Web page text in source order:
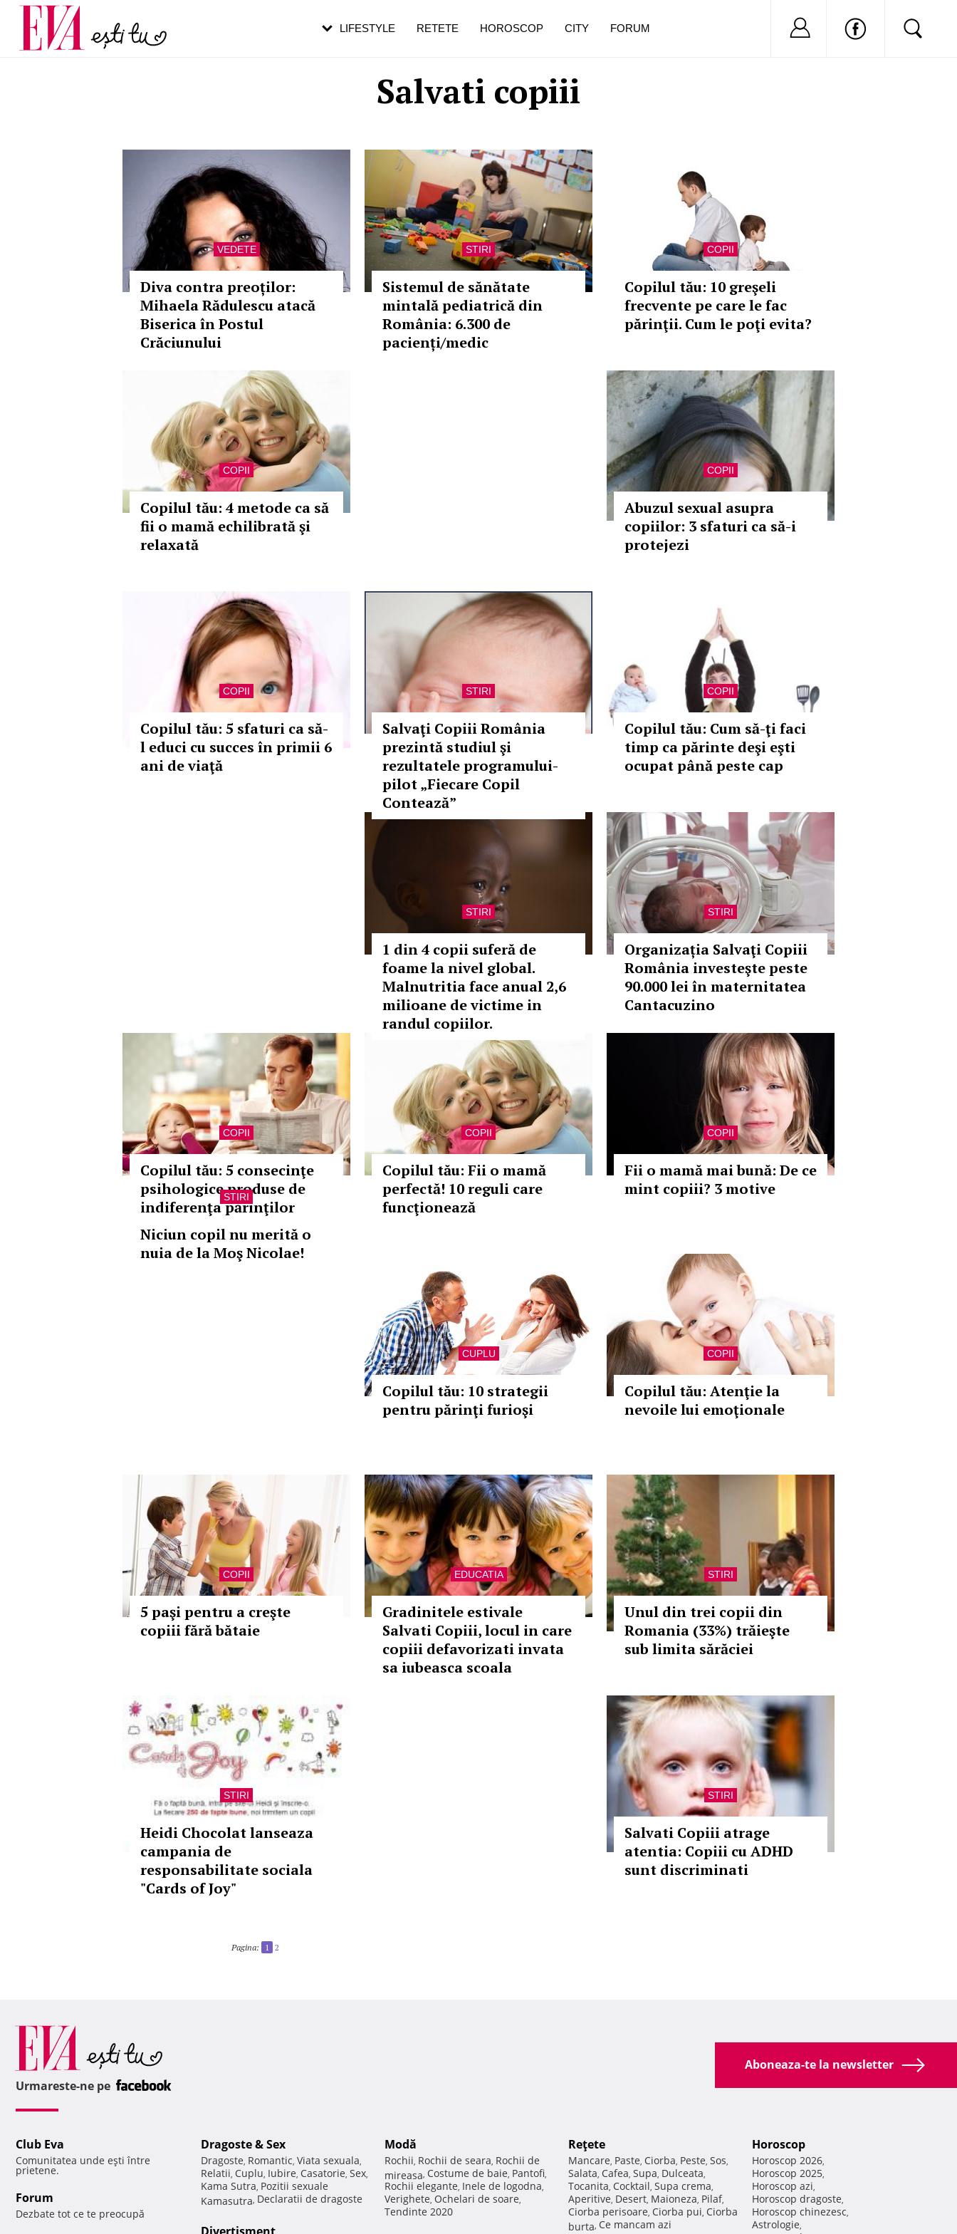
Salvati copiii
VEDETE
Diva contra preoților:
Mihaela Rădulescu atacă
Biserica în Postul
Crăciunului
STIRI
Sistemul de sănătate
mintală pediatrică din
România: 6.300 de
pacienți/medic
COPII
Copilul tău: 10 greşeli
frecvente pe care le fac
părinţii. Cum le poţi evita?
COPII
Copilul tău: 4 metode ca să
fii o mamă echilibrată şi
relaxată
COPII
Abuzul sexual asupra
copiilor: 3 sfaturi ca să-i
protejezi
COPII
Copilul tău: 5 sfaturi ca să-
l educi cu succes în primii 6
ani de viaţă
STIRI
Salvaţi Copiii România
prezintă studiul şi
rezultatele programului-
pilot „Fiecare Copil
Contează”
COPII
Copilul tău: Cum să-ţi faci
timp ca părinte deşi eşti
ocupat până peste cap
STIRI
1 din 4 copii suferă de
foame la nivel global.
Malnutritia face anual 2,6
milioane de victime in
randul copiilor.
STIRI
Organizația Salvaţi Copiii
România investeşte peste
90.000 lei în maternitatea
Cantacuzino
COPII
Copilul tău: 5 consecinţe
psihologice produse de
indiferenţa părinţilor
COPII
Copilul tău: Fii o mamă
perfectă! 10 reguli care
funcţionează
COPII
Fii o mamă mai bună: De ce
mint copiii? 3 motive
STIRI
Niciun copil nu merită o
nuia de la Moş Nicolae!
CUPLU
Copilul tău: 10 strategii
pentru părinţi furioşi
COPII
Copilul tău: Atenţie la
nevoile lui emoţionale
COPII
5 paşi pentru a creşte
copiii fără bătaie
EDUCATIA
Gradinitele estivale
Salvati Copiii, locul in care
copiii defavorizati invata
sa iubeasca scoala
STIRI
Unul din trei copii din
Romania (33%) trăieşte
sub limita sărăciei
STIRI
Heidi Chocolat lanseaza
campania de
responsabilitate sociala
"Cards of Joy"
STIRI
Salvati Copiii atrage
atentia: Copiii cu ADHD
sunt discriminati
Pagina: 1 2
LIFESTYLE RETETE HOROSCOP CITY FORUM Nu ai cont?
Carieră
Actualitate
pe măsură ce înaintezi în vârstă
Aboneaza-te la newsletter
Urmareste-ne pe
Club Eva
Comunitatea unde eşti între
prietene.
Forum
Dezbate tot ce te preocupă
Dragoste & Sex
Dragoste, Romantic, Viata sexuala,
Relatii, Cuplu, Iubire, Casatorie, Sex,
Kama Sutra, Pozitii sexuale
Kamasutra, Declaratii de dragoste
Modă
Rochii, Rochii de seara, Rochii de
mireasa, Costume de baie, Pantofi,
Rochii elegante, Inele de logodna,
Verighete, Ochelari de soare,
Tendinte 2020
Reţete
Mancare, Paste, Ciorba, Peste, Sos,
Salata, Cafea, Supa, Dulceata,
Tocanita, Cocktail, Supa crema,
Aperitive, Desert, Maioneza, Pilaf,
Ciorba perisoare, Ciorba pui, Ciorba
burta, Ce mancam azi
Horoscop
Horoscop 2026,
Horoscop 2025,
Horoscop azi,
Horoscop dragoste,
Horoscop chinezesc,
Astrologie,